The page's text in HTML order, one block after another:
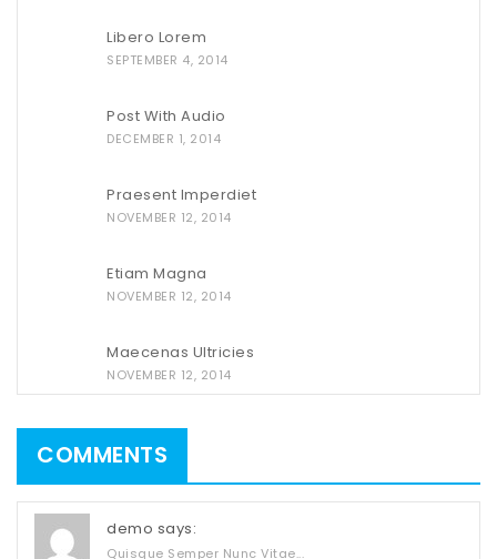
Libero Lorem
SEPTEMBER 4, 2014
Post With Audio
DECEMBER 1, 2014
Praesent Imperdiet
NOVEMBER 12, 2014
Etiam Magna
NOVEMBER 12, 2014
Maecenas Ultricies
NOVEMBER 12, 2014
COMMENTS
demo says:
Quisque Semper Nunc Vitae...